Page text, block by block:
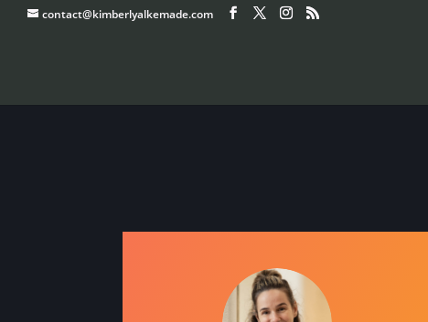
contact@kimberlyalkemade.com